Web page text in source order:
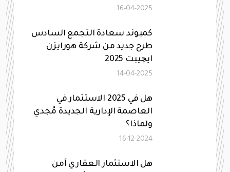
16-04-2025
كمبوند سعادة التجمع السادس
طرح جديد من شركة هورايزن
ايچيبت 2025
14-04-2025
هل في 2025 الاستثمار في
العاصمة الإدارية الجديدة مُجدي
ولماذا؟
16-12-2024
هل الاستثمار العقاري آمن